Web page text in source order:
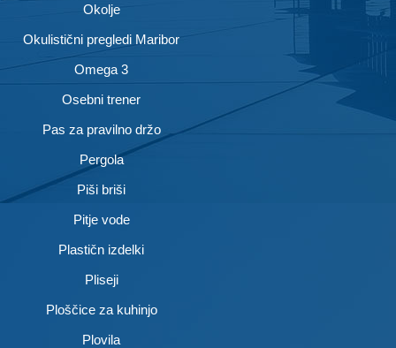
Okolje
Okulistični pregledi Maribor
Omega 3
Osebni trener
Pas za pravilno držo
Pergola
Piši briši
Pitje vode
Plastičn izdelki
Pliseji
Ploščice za kuhinjo
Plovila